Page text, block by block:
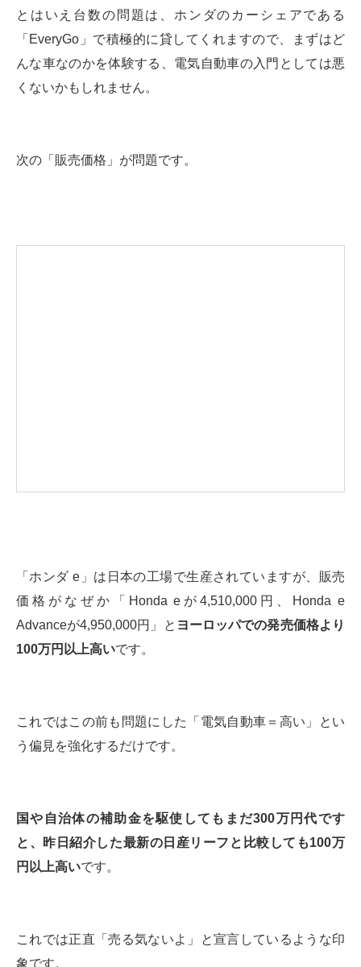
とはいえ台数の問題は、ホンダのカーシェアである
「EveryGo」で積極的に貸してくれますので、まずはど
んな車なのかを体験する、電気自動車の入門としては悪
くないかもしれません。
次の「販売価格」が問題です。
「ホンダ e」は日本の工場で生産されていますが、販売
価格がなぜか「Honda eが4,510,000円、Honda e
Advanceが4,950,000円」と ヨーロッパでの発売価格より
100万円以上高いです。
これではこの前も問題にした「電気自動車＝高い」とい
う偏見を強化するだけです。
国や自治体の補助金を駆使してもまだ300万円代です
と、昨日紹介した最新の日産リーフと比較しても100万
円以上高いです。
これでは正直「売る気ないよ」と宣言しているような印
象です。